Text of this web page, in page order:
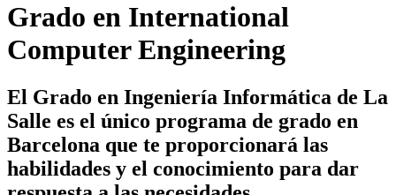
Grado en International
Computer Engineering
El Grado en Ingeniería Informática de La
Salle es el único programa de grado en
Barcelona que te proporcionará las
habilidades y el conocimiento para dar